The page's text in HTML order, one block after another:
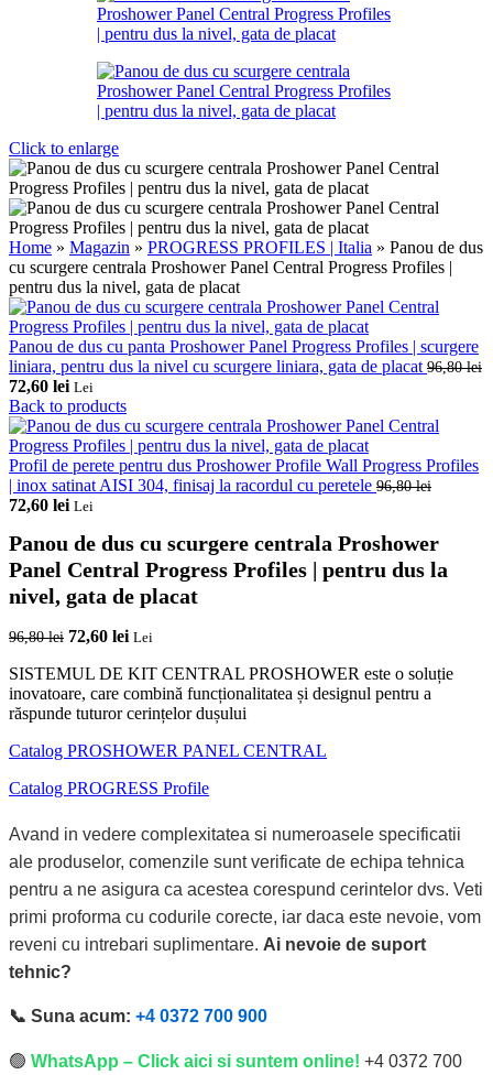
Click to enlarge
Home » Magazin » PROGRESS PROFILES | Italia » Panou de dus
cu scurgere centrala Proshower Panel Central Progress Profiles |
pentru dus la nivel, gata de placat
Panou de dus cu panta Proshower Panel Progress Profiles | scurgere
liniara, pentru dus la nivel cu scurgere liniara, gata de placat 96,80lei
Prețul
inițial
a
fost:
96,80 lei.
72,60 leiPrețul
curent
este:
72,60 lei.
Lei
Back to products
Profil de perete pentru dus Proshower Profile Wall Progress Profiles
| inox satinat AISI 304, finisaj la racordul cu peretele 96,80lei
Prețul
a
fost:
96,80 lei.
72,60 leiPrețul
este:
72,60 lei.
Lei
Panou de dus cu scurgere centrala Proshower
Panel Central Progress Profiles | pentru dus la
nivel, gata de placat
96,80lei Prețul
a
fost:
96,80 lei.
72,60 leiPrețul
este:
72,60 lei.
Lei
SISTEMUL DE KIT CENTRAL PROSHOWER este o soluție
inovatoare, care combină funcționalitatea și designul pentru a
răspunde tuturor cerințelor dușului
Catalog PROSHOWER PANEL CENTRAL
Catalog PROGRESS Profile
Avand in vedere complexitatea si numeroasele specificatii
ale produselor, comenzile sunt verificate de echipa tehnica
pentru a ne asigura ca acestea corespund cerintelor dvs. Veti
primi proforma cu codurile corecte, iar daca este nevoie, vom
reveni cu intrebari suplimentare. Ai nevoie de suport
tehnic?
📞 Suna acum: +4 0372 700 900
🟢 WhatsApp – Click aici si suntem online! +4 0372 700